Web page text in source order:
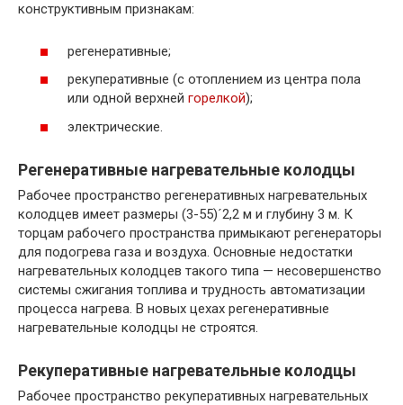
конструктивным признакам:
регенеративные;
рекуперативные (с отоплением из центра пола
или одной верхней горелкой);
электрические.
Регенеративные нагревательные колодцы
Рабочее пространство регенеративных нагревательных
колодцев имеет размеры (3-55)´2,2 м и глубину 3 м. К
торцам рабочего пространства примыкают регенераторы
для подогрева газа и воздуха. Основные недостатки
нагревательных колодцев такого типа — несовершенство
системы сжигания топлива и трудность автоматизации
процесса нагрева. В новых цехах регенеративные
нагревательные колодцы не строятся.
Рекуперативные нагревательные колодцы
Рабочее пространство рекуперативных нагревательных